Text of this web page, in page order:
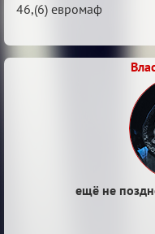
46,(6) евромаф
ещё не